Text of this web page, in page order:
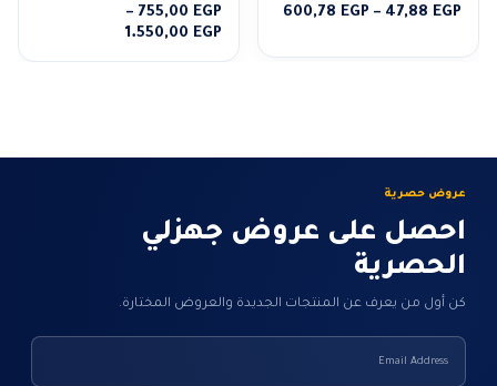
0من 5
47,88 EGP
–
600,78 EGP
من
0من 5
755,00 EGP
–
1.550,00 EGP
نطاق
عروض حصرية
احصل على عروض جهزلي
الحصرية
كن أول من يعرف عن المنتجات الجديدة والعروض المختارة.